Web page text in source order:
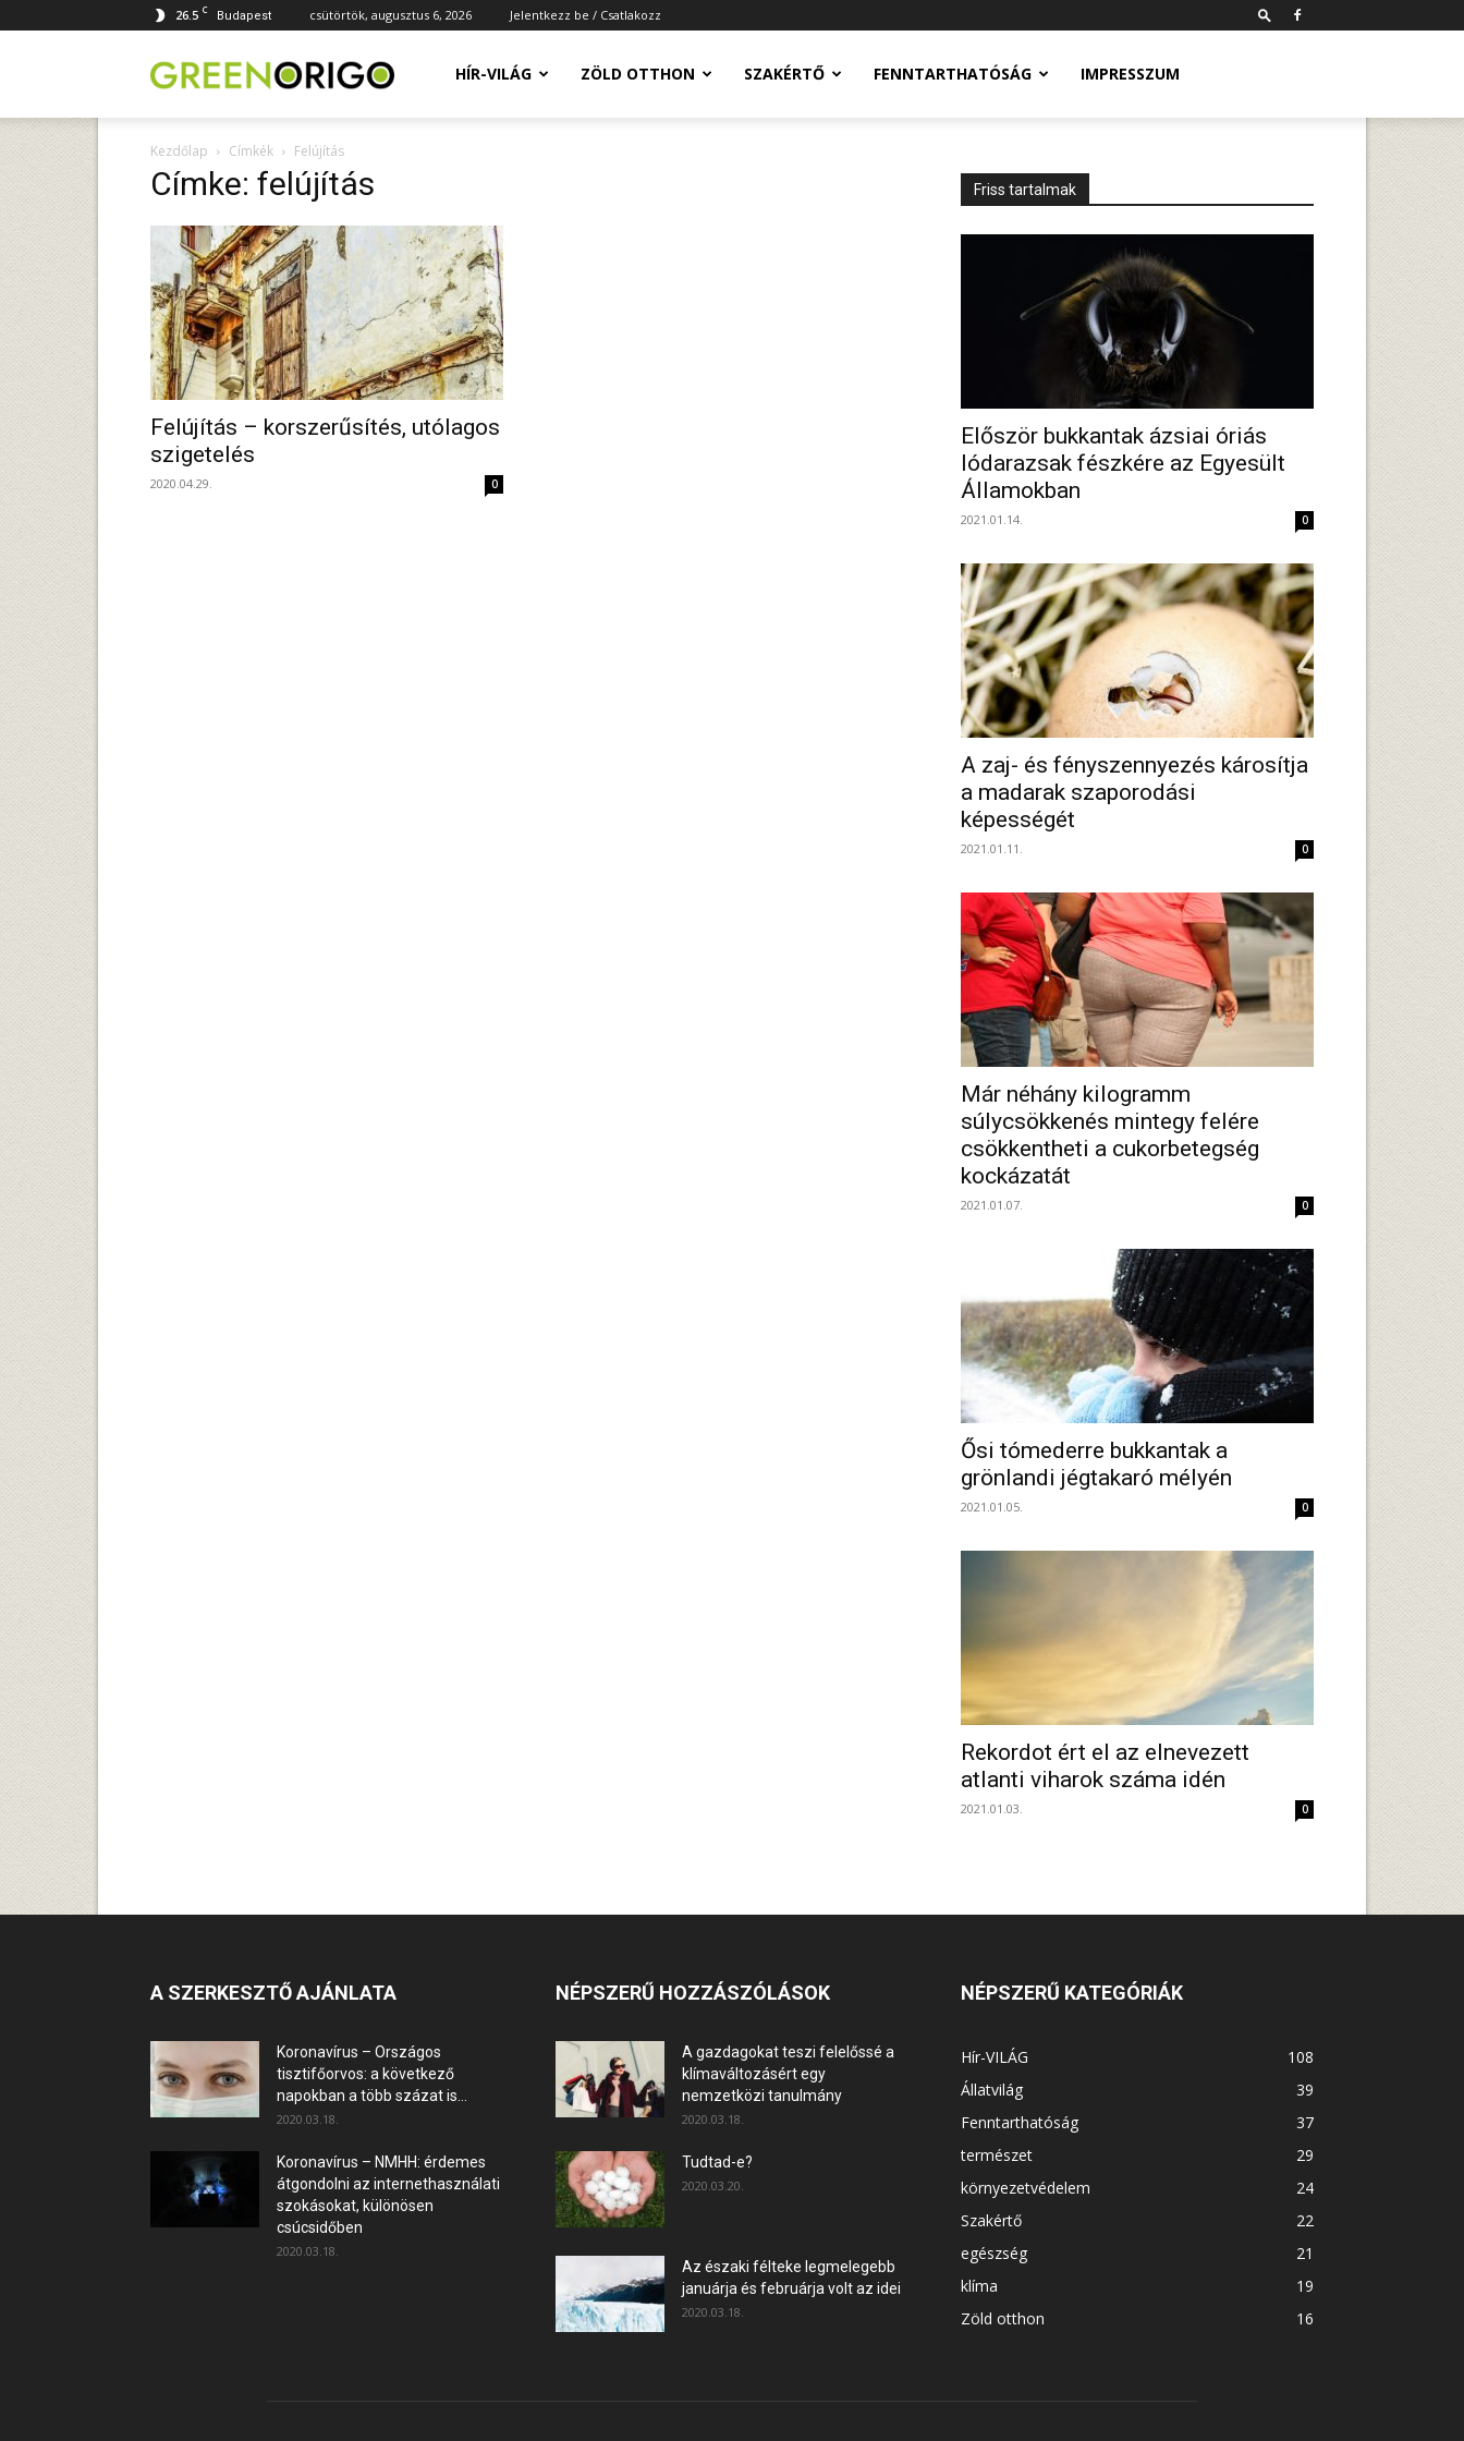
26.5 C Budapest csütörtök, augusztus 6, 2026 Jelentkezz be / Csatlakozz
Green
portál
HÍR-VILÁG ZÖLD OTTHON SZAKÉRTŐ FENNTARTHATÓSÁG IMPRESSZUM
Kezdőlap Címkék Felújítás
Címke: felújítás
Felújítás – korszerűsítés, utólagos
szigetelés
2020.04.29. 0
Friss tartalmak
Először bukkantak ázsiai óriás
lódarazsak fészkére az Egyesült
Államokban
2021.01.14. 0
A zaj- és fényszennyezés károsítja
a madarak szaporodási
képességét
2021.01.11. 0
Már néhány kilogramm
súlycsökkenés mintegy felére
csökkentheti a cukorbetegség
kockázatát
2021.01.07. 0
Ősi tómederre bukkantak a
grönlandi jégtakaró mélyén
2021.01.05. 0
Rekordot ért el az elnevezett
atlanti viharok száma idén
2021.01.03. 0
A SZERKESZTŐ AJÁNLATA
Koronavírus – Országos
tisztifőorvos: a következő
napokban a több százat is...
2020.03.18.
Koronavírus – NMHH: érdemes
átgondolni az internethasználati
szokásokat, különösen
csúcsidőben
2020.03.18.
NÉPSZERŰ HOZZÁSZÓLÁSOK
A gazdagokat teszi felelőssé a
klímaváltozásért egy
nemzetközi tanulmány
2020.03.18.
Tudtad-e?
2020.03.20.
Az északi félteke legmelegebb
januárja és februárja volt az idei
2020.03.18.
NÉPSZERŰ KATEGÓRIÁK
Hír-VILÁG
108
Állatvilág
39
Fenntarthatóság
37
természet
29
környezetvédelem
24
Szakértő
22
egészség
21
klíma
19
Zöld otthon
16